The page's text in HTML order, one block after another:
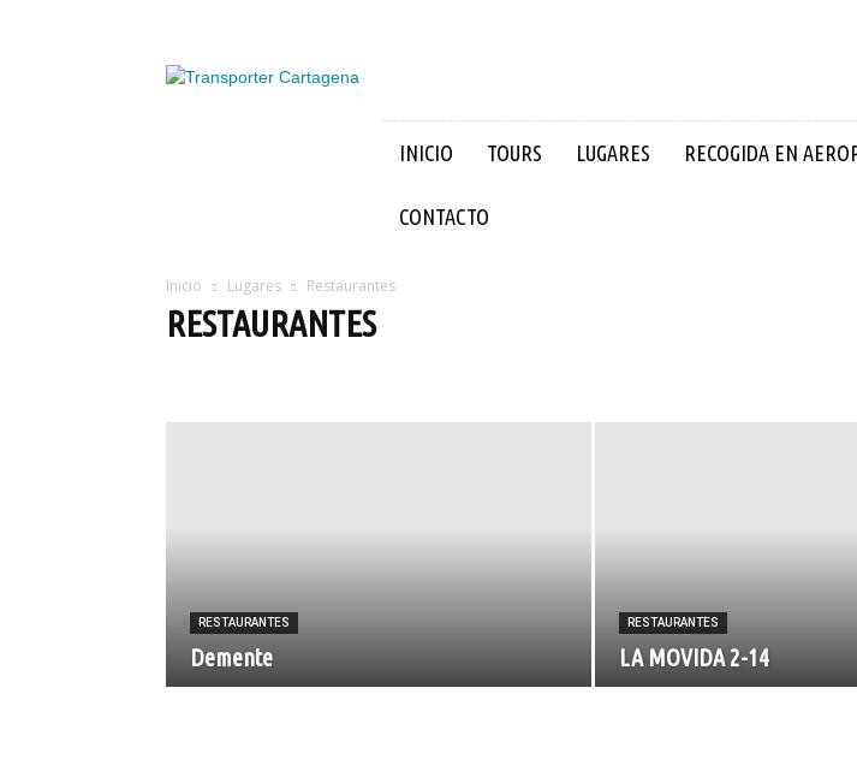
Transporter
INICIO TOURS LUGARES RECOGIDA EN
CONTACTO
Inicio Lugares Restaurantes
RESTAURANTES
RESTAURANTES
Demente
RESTAURANTES
LA MOVIDA 2-14